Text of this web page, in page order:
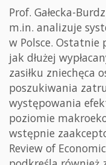
Prof. Gałecka-
m.in. analizuje
w Polsce. Ostatnie
jak dłużej
zasiłku zniechęca
poszukiwania
występowania
poziomie
wstępnie
Review of